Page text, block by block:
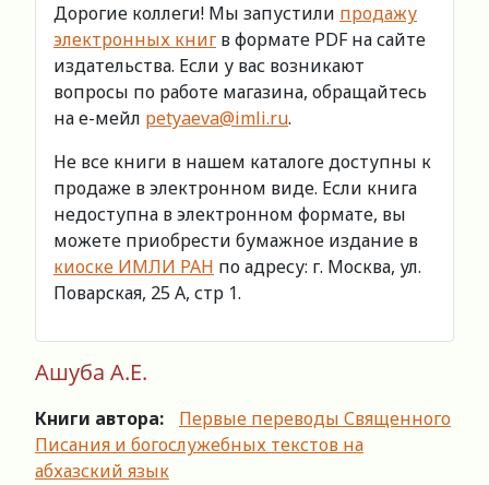
Дорогие коллеги! Мы запустили продажу
электронных книг в формате PDF на сайте
издательства. Если у вас возникают
вопросы по работе магазина, обращайтесь
на е-мейл petyaeva@imli.ru.
Не все книги в нашем каталоге доступны к
продаже в электронном виде. Если книга
недоступна в электронном формате, вы
можете приобрести бумажное издание в
киоске ИМЛИ РАН по адресу: г. Москва, ул.
Поварская, 25 А, стр 1.
Ашуба А.Е.
Книги автора:
Первые переводы Священного
Писания и богослужебных текстов на
абхазский язык